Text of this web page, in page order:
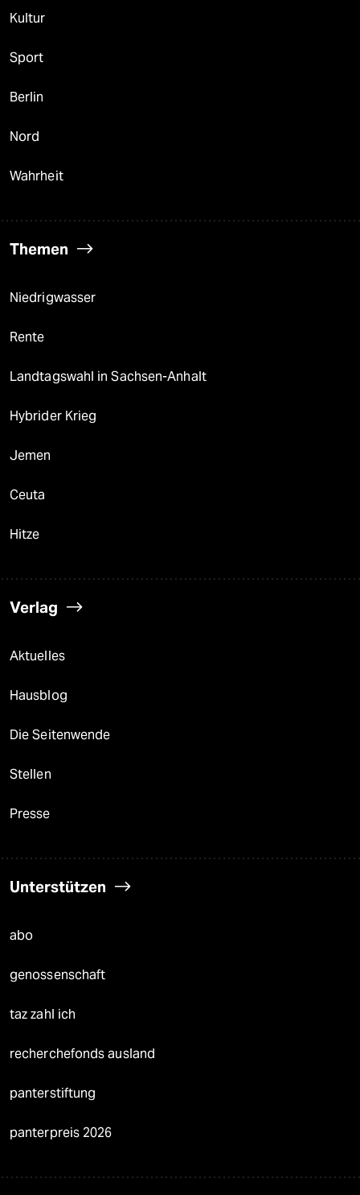
Kultur
Sport
Berlin
Nord
Wahrheit
Themen
Niedrigwasser
Rente
Landtagswahl in Sachsen-Anhalt
Hybrider Krieg
Jemen
Ceuta
Hitze
Verlag
Aktuelles
Hausblog
Die Seitenwende
Stellen
Presse
Unterstützen
abo
genossenschaft
taz zahl ich
recherchefonds ausland
panterstiftung
panterpreis 2026